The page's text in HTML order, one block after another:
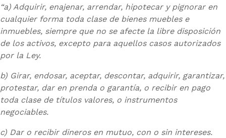
“a) Adquirir, enajenar, arrendar, hipotecar y pignorar en
cualquier forma toda clase de bienes muebles e
inmuebles, siempre que no se afecte la libre disposición
de los activos, excepto para aquellos casos autorizados
por la Ley.
b) Girar, endosar, aceptar, descontar, adquirir, garantizar,
protestar, dar en prenda o garantía, o recibir en pago
toda clase de títulos valores, o instrumentos
negociables.
c) Dar o recibir dineros en mutuo, con o sin intereses.